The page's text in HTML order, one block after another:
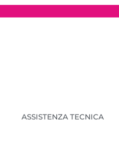
ASSISTENZA TECNICA